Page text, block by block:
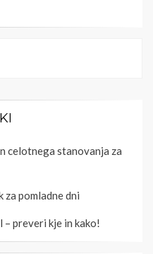
celotnega stanovanja za
za pomladne dni
– preveri kje in kako!